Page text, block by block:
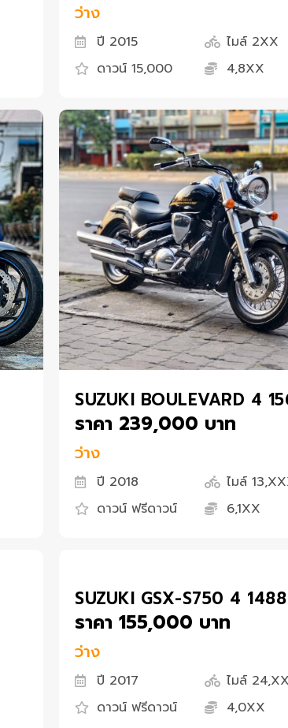
ว่าง
ปี 2015
ไมล์ 2XX
ดาวน์ 15,000
4,8XX
SUZUKI BOULEVARD 4
ราคา 239,000 บาท
ว่าง
ปี 2018
ไมล์
ดาวน์ ฟรีดาวน์
6,1XX